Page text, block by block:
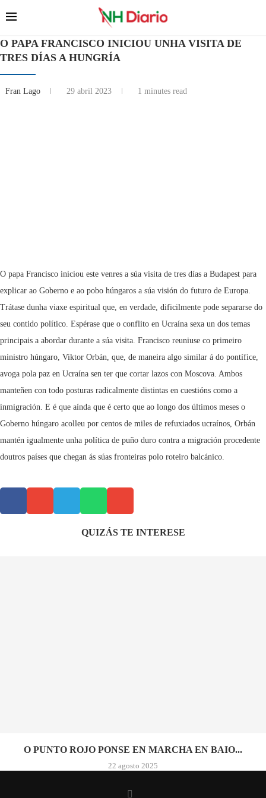
O PAPA FRANCISCO INICIOU UNHA VISITA DE
TRES DÍAS A HUNGRÍA
Fran Lago 29 abril 2023 1 minutes read
O papa Francisco iniciou este venres a súa visita de tres días a Budapest para
explicar ao Goberno e ao pobo húngaros a súa visión do futuro de Europa.
Trátase dunha viaxe espiritual que, en verdade, dificilmente pode separarse do
seu contido político. Espérase que o conflito en Ucraína sexa un dos temas
principais a abordar durante a súa visita. Francisco reuniuse co primeiro
ministro húngaro, Viktor Orbán, que, de maneira algo similar á do pontífice,
avoga pola paz en Ucraína sen ter que cortar lazos con Moscova. Ambos
manteñen con todo posturas radicalmente distintas en cuestións como a
inmigración. E é que aínda que é certo que ao longo dos últimos meses o
Goberno húngaro acolleu por centos de miles de refuxiados ucraínos, Orbán
mantén igualmente unha política de puño duro contra a migración procedente
doutros países que chegan ás súas fronteiras polo roteiro balcánico.
QUIZÁS TE INTERESE
O PUNTO ROJO PONSE EN MARCHA EN BAIO...
22 agosto 2025